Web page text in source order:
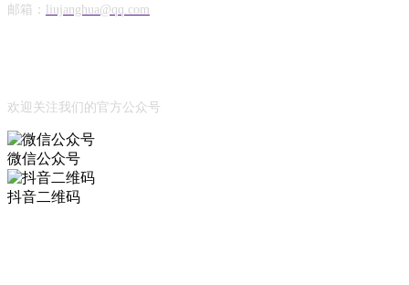
邮箱： liujanghua@qq.com
欢迎关注我们的官方公众号
微信公众号
抖音二维码